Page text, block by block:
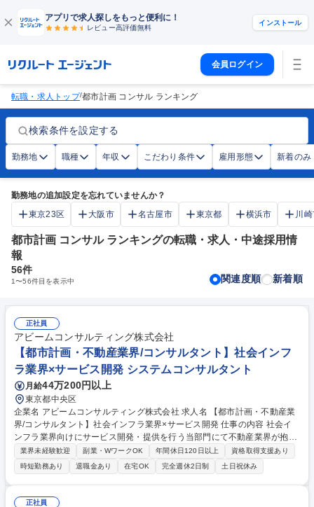
アプリで求人探しをもっと便利に！
レビュー高評価無料
インストール
会員ログイン
転職・求人トップ/都市計画 コンサル ランキング
検索条件を設定する
勤務地 職種 年収 こだわり条件 雇用形態 新着のみ
勤務地の追加設定を忘れていませんか？
東京23区
大阪市 名古屋市 東京都 横浜市 川
都市計画 コンサル ランキングの転職・求人・中途採用情
報
56件
1〜56件目を表示中 関連度順 新着順
正社員
アビームコンサルティング株式会社
【都市計画・不動産業界/コンサルタント】社会インフ
ラ業界×サービス開発 システムコンサルタント
月給44万200円以上
東京都中央区
企業名 アビームコンサルティング株式会社 求人名 【都市計画・不動産業
界/コンサルタント】社会インフラ業界×サービス開発 仕事の内容 社会イ
ンフラ業界向けにサービス開発・提供を行う当部門にて不動産業界が抱え
る様々な経営課題に対し、業界特徴に即して当社が独自に開発したクラウ
ドソリューション（プラットフォーム）を用いたビジネス変革支援 を推進
して頂きます。 【注力テーマ】■EX（データ戦略立案/データマネジメン
ト推進/経営管理基盤の次世代化）■事業創造/価値創出（事業立上げ/エリ
ア価値創造）■CX（デジタルマーケティング基盤構築～活用推進）■SCM
業界未経験歓迎 副業・WワークOK 年間休日120日以上
資格取得支援あり
時短勤務あり
退職金あり 在宅OK 完全週休2日制 土日祝休み
正社員